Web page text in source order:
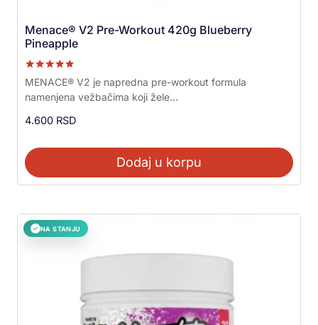
Menace® V2 Pre-Workout 420g Blueberry
Pineapple
Ocenjeno sa
5.00
od 5
MENACE® V2 je napredna pre-workout formula
namenjena vežbačima koji žele...
4.600 RSD
Dodaj u korpu
✓ NA STANJU